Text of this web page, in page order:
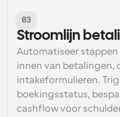
03
Stroomlijn
Automatiseer stappen
innen van betalingen,
intakeformulieren.
boekingsstatus,
cashflow voor